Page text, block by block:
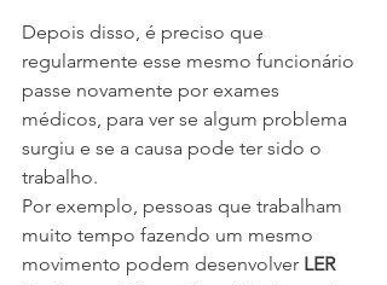
Depois disso, é preciso que
regularmente esse mesmo funcionário
passe novamente por exames
médicos, para ver se algum problema
surgiu e se a causa pode ter sido o
trabalho.
Por exemplo, pessoas que trabalham
muito tempo fazendo um mesmo
movimento podem desenvolver LER